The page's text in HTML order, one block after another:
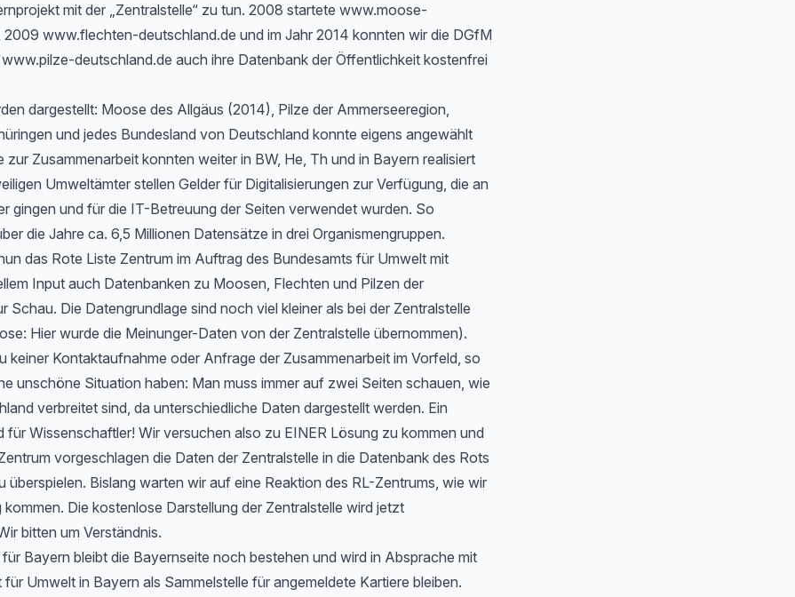
mit der „Zentralstelle“ zu tun. 2008 startete www.moose-
2009 www.flechten-deutschland.de und im Jahr 2014 konnten wir die DGfM
deutschland.de auch ihre Datenbank der Öffentlichkeit kostenfrei
dargestellt: Moose des Allgäus (2014), Pilze der Ammerseeregion,
und jedes Bundesland von Deutschland konnte eigens angewählt
Zusammenarbeit konnten weiter in BW, He, Th und in Bayern realisiert
Umweltämter stellen Gelder für Digitalisierungen zur Verfügung, die an
gingen und für die IT-Betreuung der Seiten verwendet wurden. So
die Jahre ca. 6,5 Millionen Datensätze in drei Organismengruppen.
das Rote Liste Zentrum im Auftrag des Bundesamts für Umwelt mit
Input auch Datenbanken zu Moosen, Flechten und Pilzen der
Schau. Die Datengrundlage sind noch viel kleiner als bei der Zentralstelle
Hier wurde die Meinunger-Daten von der Zentralstelle übernommen).
keiner Kontaktaufnahme oder Anfrage der Zusammenarbeit im Vorfeld, so
unschöne Situation haben: Man muss immer auf zwei Seiten schauen, wie
verbreitet sind, da unterschiedliche Daten dargestellt werden. Ein
für Wissenschaftler! Wir versuchen also zu EINER Lösung zu kommen und
vorgeschlagen die Daten der Zentralstelle in die Datenbank des Rots
überspielen. Bislang warten wir auf eine Reaktion des RL-Zentrums, wie wir
kommen. Die kostenlose Darstellung der Zentralstelle wird jetzt
bitten um Verständnis.
Bayern bleibt die Bayernseite noch bestehen und wird in Absprache mit
Umwelt in Bayern als Sammelstelle für angemeldete Kartiere bleiben.